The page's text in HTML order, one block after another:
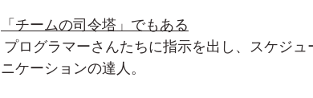
「チームの司令塔」でもある
ニケーションの達人。